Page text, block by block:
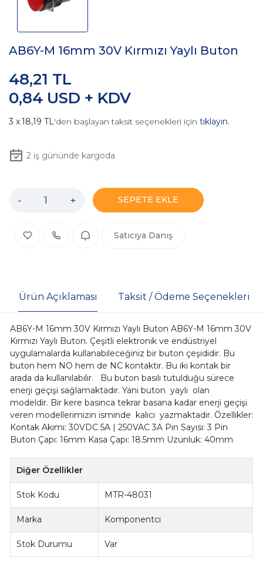
AB6Y-M 16mm 30V Kırmızı Yaylı Buton
0,84 USD + KDV
48,21 TL
18,19 TL'den başlayan taksit seçenekleri için tıklayın.
2iş gününde kargoda
- + SEPETE EKLE
Satıcıya Danış
Ürün Açıklaması Taksit / Ödeme Seçenekleri
AB6Y-M 16mm 30V Kırmızı Yaylı Buton AB6Y-M 16mm 30V
Kırmızı Yaylı Buton. Çeşitli elektronik ve endüstriyel
uygulamalarda kullanabileceğiniz bir buton çeşididir. Bu
buton hem NO hem de NC kontaktır. Bu iki kontak bir
arada da kullanılabilir. Bu buton basılı tutulduğu sürece
enerji geçişi sağlamaktadır. Yani buton yaylı olan
modeldir. Bir kere basınca tekrar basana kadar enerji geçişi
veren modellerimizin isminde kalıcı yazmaktadır. Özellikler:
Kontak Akımı: 30VDC 5A | 250VAC 3A Pin Sayısı: 3 Pin
Buton Çapı: 16mm Kasa Çapı: 18.5mm Uzunluk: 40mm
Diğer Özellikler
Stok Kodu MTR-48031
Marka Komponentci
Stok Durumu Var